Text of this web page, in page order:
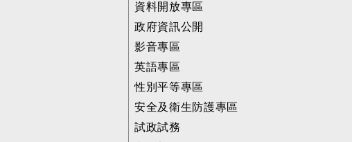
資料開放專區
政府資訊公開
影音專區
英語專區
性別平等專區
安全及衛生防護專區
試政試務